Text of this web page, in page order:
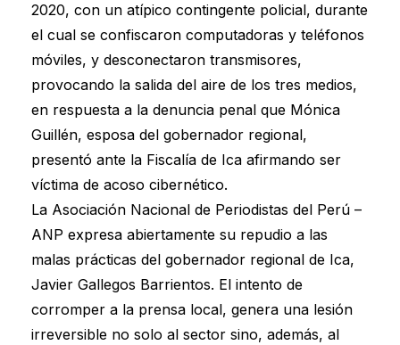
2020, con un atípico contingente policial, durante
el cual se confiscaron computadoras y teléfonos
móviles, y desconectaron transmisores,
provocando la salida del aire de los tres medios,
en respuesta a la denuncia penal que Mónica
Guillén, esposa del gobernador regional,
presentó ante la Fiscalía de Ica afirmando ser
víctima de acoso cibernético.
La Asociación Nacional de Periodistas del Perú –
ANP expresa abiertamente su repudio a las
malas prácticas del gobernador regional de Ica,
Javier Gallegos Barrientos. El intento de
corromper a la prensa local, genera una lesión
irreversible no solo al sector sino, además, al